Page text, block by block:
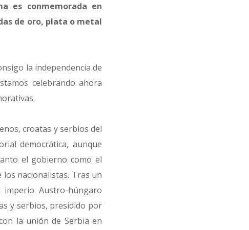
es conmemorada en
de oro, plata o metal
la independencia de
celebrando ahora
croatas y serbios del
democrática, aunque
el gobierno como el
los nacionalistas. Tras un
Austro-húngaro
y serbios, presidido por
la unión de Serbia en